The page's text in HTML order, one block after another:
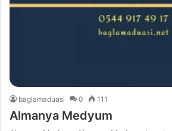
baglamaduasi 0 111
Almanya Medyum